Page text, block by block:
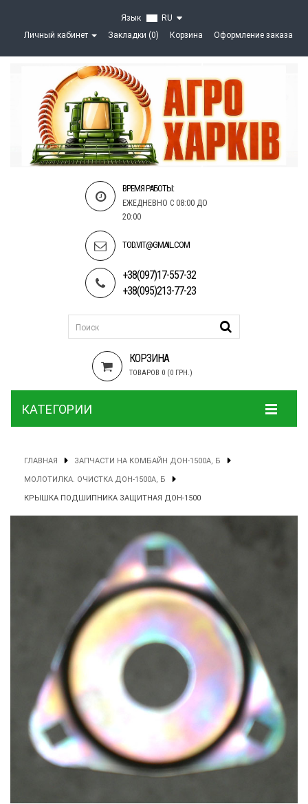
Язык
RU
Личный кабинет
Закладки (0) Корзина Оформление заказа
ВРЕМЯ РАБОТЫ:
ЕЖЕДНЕВНО С 08:00 ДО
20:00
TOD.VIT@GMAIL.COM
+38(097)17-557-32
+38(095)213-77-23
КОРЗИНА
ТОВАРОВ 0 (0 ГРН.)
КАТЕГОРИИ
ГЛАВНАЯ ЗАПЧАСТИ НА КОМБАЙН ДОН-1500А, Б
МОЛОТИЛКА. ОЧИСТКА ДОН-1500А, Б
КРЫШКА ПОДШИПНИКА ЗАЩИТНАЯ ДОН-1500